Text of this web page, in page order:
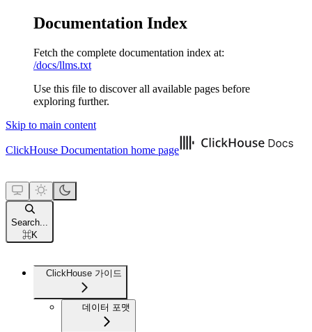
Documentation Index
Fetch the complete documentation index at:
/docs/llms.txt
Use this file to discover all available pages before
exploring further.
Skip to main content
ClickHouse Documentation home page
Search...
⌘K
ClickHouse 가이드
데이터 포맷